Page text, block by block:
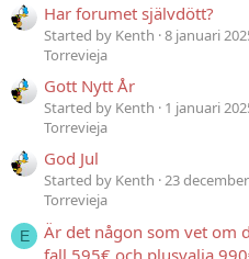
Har forumet självdött?
Started by Kenth 8 januari
Torrevieja
Gott Nytt År
Started by Kenth 1 januari
Torrevieja
God Jul
Started by Kenth 23
Torrevieja
E
Är det någon som vet om
fall 595€ och plusvalia